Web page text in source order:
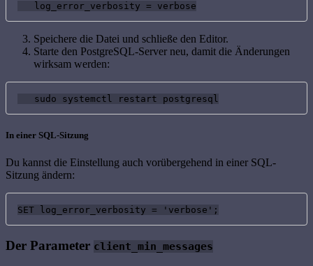
   log_error_verbosity = verbose
Speichere die Datei und schließe den Editor.
Starte den PostgreSQL-Server neu, damit die Änderungen
wirksam werden:
   sudo systemctl restart postgresql
In einer SQL-Sitzung
Du kannst die Einstellung auch vorübergehend in einer SQL-
Sitzung ändern:
SET log_error_verbosity = 'verbose';
Der Parameter client_min_messages